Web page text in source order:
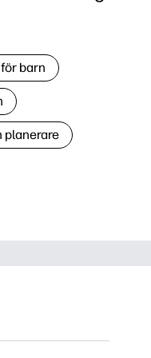
barn
planerare